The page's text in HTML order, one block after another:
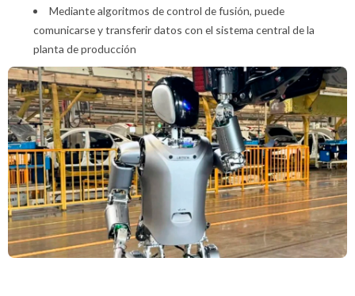
Mediante algoritmos de control de fusión, puede
comunicarse y transferir datos con el sistema central de la
planta de producción